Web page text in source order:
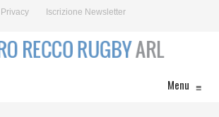
Privacy Iscrizione Newsletter
Menu ≡